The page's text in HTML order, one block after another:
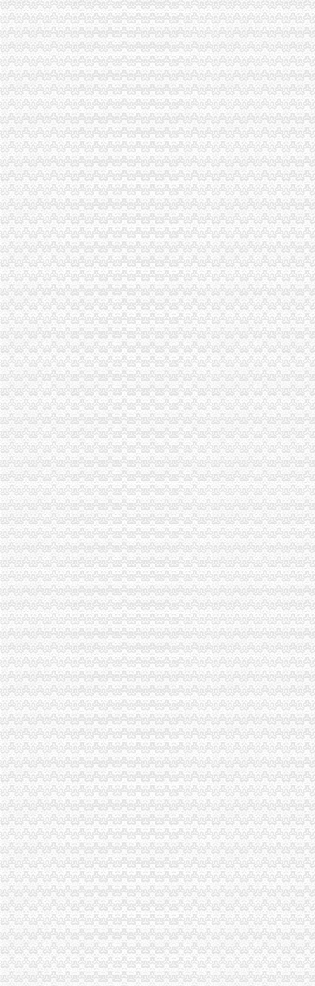
重庆办理营业执照代账税务代理公司注册可提供地址-直辖市重庆专利
重庆帅博工商_代办分公司注册_分公司注销_代理记账_重庆进出口许
渝贤财务_汇博人才网
景德镇乐平资产评估公司|景德镇乐平资产评估-景德镇乐平酷易搜
【重庆一心财务咨询有限公司招聘_新招聘信息】-前程无忧官方招聘
专业代办公司注册、代理记账、专项审批等欢迎来电咨询_志趣网
大坪有哪些代账公司_列表网问答
【大坪会计服务|大坪会计师事务所】-今题大坪会计网
重庆渝贤财务管理有限公司
【会计培训,工商注册、财务代账、企业变更、纳税申报】-渝中大坪
重庆渝贤财务管理有限公司招聘信息_电话_地址-智联招聘
代办公司注册厂家,代办公司注册公司_顺企网
重庆一手注册地址、办公地址、注册公司、代理记账-爱喇叭网
代理商标公司的前景如何？渝北代账公司电话？
重庆代账价格实惠有哪些公司？-商务服务-秦岛新闻资讯网
重庆渝北区公司注册代理记账营业执照办理
重庆办理营业执照代账税务代理公司注册可提供地址-直辖市重庆专利
九龙坡石桥铺陈家坪石小路公司注册-代账会计服务-爱喇叭网
【重庆渝北区会计代理记账代办公司,价比选亿源财税】价
【重庆一心财务咨询有限公司招聘_新招聘信息】-前程无忧官方招聘
【重庆大坪财务招聘网_财务招聘信息】-重庆智联招聘
0元免费*办重庆公司注册可提供注册地址重庆慢牛专业服务-重庆公司
重庆统计从业资格：适合个人代账使用财务软件_960教育_金蝶KIS-
重庆帅博工商_代办分公司注册_分公司注销_代理记账_重庆进出口许
重庆验资开户：新恒工商代办、会计服务、审计验资、代账200起-重庆
重庆代账会计/代办执照/会计实操-享二十年老会计服务哟【今日推荐网-
【58同城】重庆九龙坡公司变更_公司名称/法人变更_工商变更
专业代办公司注册、代理记账、专项审批等欢迎来电咨询_志趣网
【工商网上报税系统】_重庆列表网
重庆八成大学生创业者依赖代账公司,如何选择呢？_搜狐科技_搜狐网
常年提供重庆主城区公司注册代理记账商标注册服务
大坪有哪些代账公司_列表网问答
重庆慢牛众创长期供应公司注册代理记账
大坪代账公司_列表网
选择在2017年重庆注册公司,这些问题得知道_搜狐社会_搜狐网
重庆慢牛专业办理营业执照、代理记账、公司注册
【重庆大坪会计文员招聘网_会计文员招聘信息】-重庆智联招聘
重庆会计培训学校大坪零基础学会计可以吗
【图】渝中大坪代账会计公司兼职会计审计豆找冯悦算了_重庆会计审
重庆九龙坡杨家坪注册公司,代理记账200月_志趣网
重庆市观音桥公司注册,代理记账【今日推荐网-重庆工商/税务/财务】
大坪一半微企在做手机生意_网易新闻
重庆会计实账培训-城际分类
重庆市代理记账机构通讯录
重庆沙坪坝#代理记账#公司注册#营业执照代办#代办执照-百姓网
渝贤财务_汇博人才网
重庆渝中小微企业登记2219户发展态势良好_网易新闻
沙坪坝会计代账哪家专业？恒茂是专业的！-商务服务-互动百科
芜湖南陵代理记账公司|芜湖南陵代理记账-芜湖南陵酷易搜
企业应该选择信誉好的代理记账公司？恒茂为你支招！-商务服务-互
合肥财务公司代账流程易思诺合肥优质代理服务商_海西地产网
景德镇乐平资产评估公司|景德镇乐平资产评估-景德镇乐平酷易搜